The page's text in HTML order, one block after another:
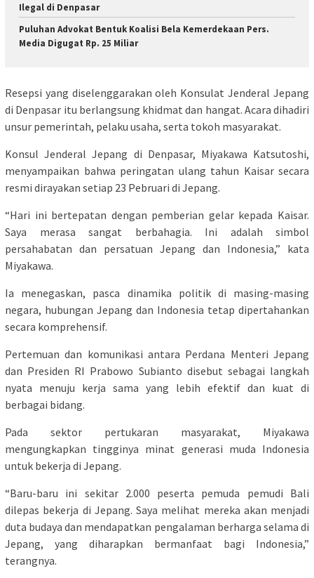
Ilegal di Denpasar
Puluhan Advokat Bentuk Koalisi Bela Kemerdekaan Pers.
Media Digugat Rp. 25 Miliar
Resepsi yang diselenggarakan oleh Konsulat Jenderal Jepang
di Denpasar itu berlangsung khidmat dan hangat. Acara dihadiri
unsur pemerintah, pelaku usaha, serta tokoh masyarakat.
Konsul Jenderal Jepang di Denpasar, Miyakawa Katsutoshi,
menyampaikan bahwa peringatan ulang tahun Kaisar secara
resmi dirayakan setiap 23 Pebruari di Jepang.
“Hari ini bertepatan dengan pemberian gelar kepada Kaisar.
Saya merasa sangat berbahagia. Ini adalah simbol
persahabatan dan persatuan Jepang dan Indonesia,” kata
Miyakawa.
Ia menegaskan, pasca dinamika politik di masing-masing
negara, hubungan Jepang dan Indonesia tetap dipertahankan
secara komprehensif.
Pertemuan dan komunikasi antara Perdana Menteri Jepang
dan Presiden RI Prabowo Subianto disebut sebagai langkah
nyata menuju kerja sama yang lebih efektif dan kuat di
berbagai bidang.
Pada sektor pertukaran masyarakat, Miyakawa
mengungkapkan tingginya minat generasi muda Indonesia
untuk bekerja di Jepang.
“Baru-baru ini sekitar 2.000 peserta pemuda pemudi Bali
dilepas bekerja di Jepang. Saya melihat mereka akan menjadi
duta budaya dan mendapatkan pengalaman berharga selama di
Jepang, yang diharapkan bermanfaat bagi Indonesia,”
terangnya.